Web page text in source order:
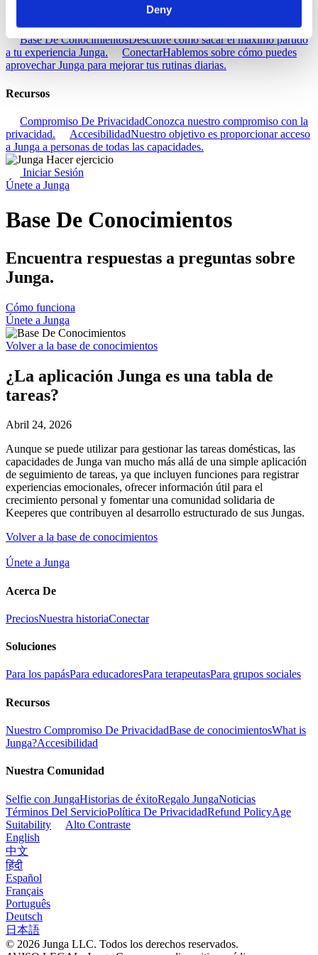
Deny
Base De ConocimientosDescubre cómo sacar el máximo partido
a tu experiencia Junga.
ConectarHablemos sobre cómo puedes
aprovechar Junga para mejorar tus rutinas diarias.
Recursos
Compromiso De PrivacidadConozca nuestro compromiso con la
privacidad.
AccesibilidadNuestro objetivo es proporcionar acceso
a Junga a personas de todas las capacidades.
Iniciar Sesión
Únete a Junga
Base De Conocimientos
Encuentra respuestas a preguntas sobre
Junga.
Cómo funciona
Únete a Junga
Volver a la base de conocimientos
¿La aplicación Junga es una tabla de
tareas?
Abril 24, 2026
Aunque se puede utilizar para gestionar las tareas domésticas, las
capacidades de Junga van mucho más allá de una simple aplicación
de seguimiento de tareas, ya que incluyen funciones para registrar
experiencias emocionales, ofrecer información útil para el
crecimiento personal y fomentar una comunidad solidaria de
Keeperes que contribuyen al desarrollo estructurado de sus Jungas.
Volver a la base de conocimientos
Únete a Junga
Acerca De
PreciosNuestra historiaConectar
Soluciones
Para los papásPara educadoresPara terapeutasPara grupos sociales
Recursos
Nuestro Compromiso De PrivacidadBase de conocimientosWhat is
Junga?Accesibilidad
Nuestra Comunidad
Selfie con JungaHistorias de éxitoRegalo JungaNoticias
Términos Del ServicioPolítica De PrivacidadRefund PolicyAge
Suitability
Alto Contraste
English
中文
हिंदी
Español
Français
Português
Deutsch
日本語
© 2026 Junga LLC. Todos los derechos reservados.